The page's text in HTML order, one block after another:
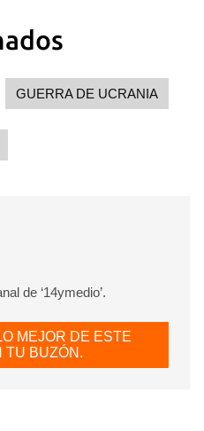
GUERRA DE UCRANIA
de ‘14ymedio’.
MEJOR DE ESTE
TU BUZÓN.